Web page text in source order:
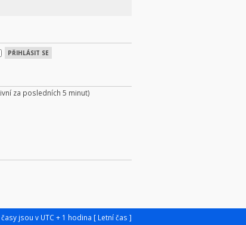
za posledních 5 minut)
časy jsou v UTC + 1 hodina [ Letní čas ]